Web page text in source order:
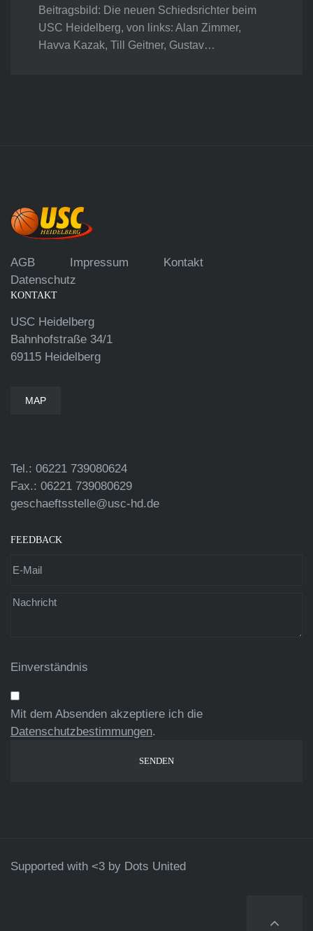
Beitragsbild: Die neuen Schiedsrichter beim
USC Heidelberg, von links: Alan Zimmer,
Havva Kazak, Till Geitner, Gustav…
AGB Impressum
Kontakt
Datenschutz
KONTAKT
USC Heidelberg
Bahnhofstraße 34/1
69115 Heidelberg
MAP
Tel.: 06221 739080624
Fax.: 06221 739080629
geschaeftsstelle@usc-hd.de
FEEDBACK
Einverständnis
Mit dem Absenden akzeptiere ich die
Datenschutzbestimmungen.
Supported with <3 by Dots United